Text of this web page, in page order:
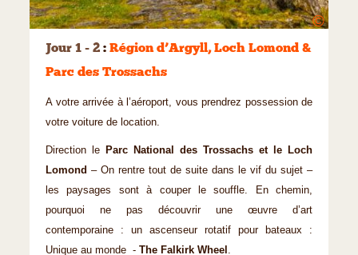
©
Jour 1 - 2 : Région d’Argyll, Loch Lomond &
Parc des Trossachs
A votre arrivée à l’aéroport, vous prendrez possession de
votre voiture de location.
Direction le
Parc National des Trossachs et le Loch
Lomond – On rentre tout de suite dans le vif du sujet –
les paysages sont à couper le souffle. En chemin,
pourquoi ne pas découvrir une œuvre d’art
contemporaine : un ascenseur rotatif pour bateaux :
Unique au monde - The Falkirk Wheel .